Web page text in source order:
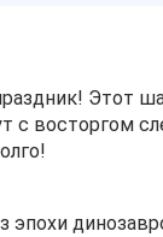
Этот
восторгом
эпохи